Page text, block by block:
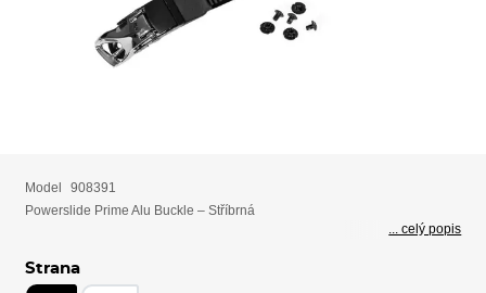
Model
908391
Powerslide Prime Alu Buckle – Stříbrná
... celý popis
Strana